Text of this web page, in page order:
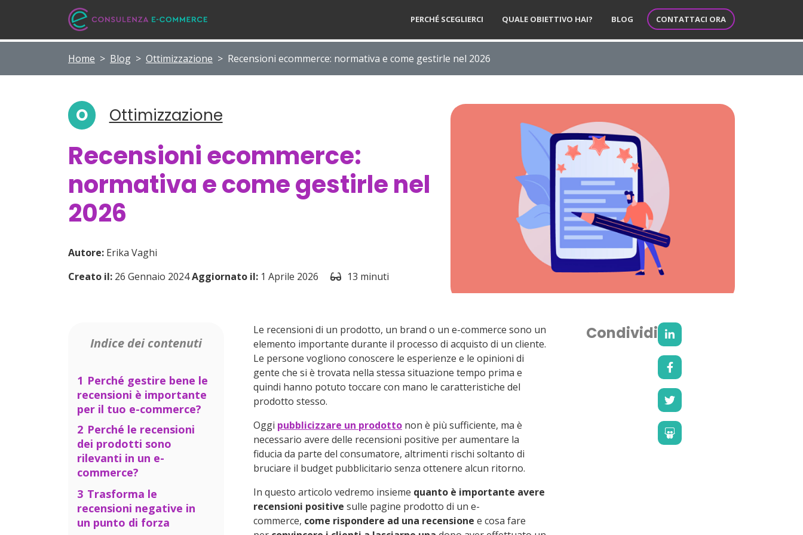
PERCHÉ SCEGLIERCI QUALE OBIETTIVO HAI? BLOG CONTATTACI ORA
Home > Blog > Ottimizzazione > Recensioni ecommerce: normativa e come gestirle nel 2026
O Ottimizzazione
Recensioni ecommerce:
normativa e come gestirle nel
2026
Autore: Erika Vaghi
Creato il: 26 Gennaio 2024Aggiornato il: 1 Aprile 2026 13 minuti
Indice dei contenuti
1 Perché gestire bene le
recensioni è importante
per il tuo e-commerce?
2 Perché le recensioni
dei prodotti sono
rilevanti in un e-
commerce?
2.1 Le recensioni dei
prodotti servono per
conquistare la fiducia
dei tuoi potenziali
3 Trasforma le
recensioni negative in
un punto di forza
Le recensioni di un prodotto, un brand o un e-commerce sono un
elemento importante durante il processo di acquisto di un cliente.
Le persone vogliono conoscere le esperienze e le opinioni di
gente che si è trovata nella stessa situazione tempo prima e
quindi hanno potuto toccare con mano le caratteristiche del
prodotto stesso.
Oggi pubblicizzare un prodotto non è più sufficiente, ma è
necessario avere delle recensioni positive per aumentare la
fiducia da parte del consumatore, altrimenti rischi soltanto di
bruciare il budget pubblicitario senza ottenere alcun ritorno.
In questo articolo vedremo insieme quanto è importante avere
recensioni positive sulle pagine prodotto di un e-
commerce, come rispondere ad una recensione e cosa fare
Condividi